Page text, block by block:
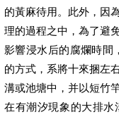
的黃麻待用。此外，因
理的過程之中，為了避
影響浸水后的腐爛時間
的方式，系將十來捆左
溝或池塘中，并以短竹
在有潮汐現象的大排